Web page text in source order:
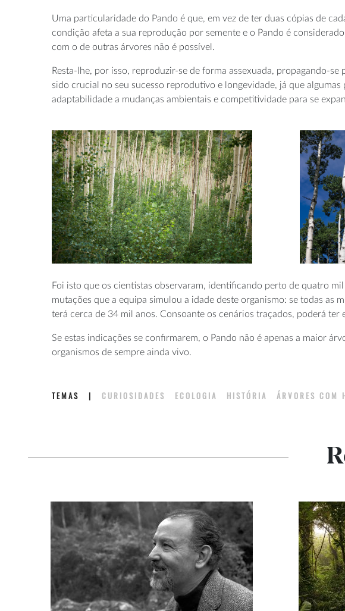
Uma particularidade do Pando é que, em vez de ter duas cópias de
condição afeta a sua reprodução por semente e o Pando é
com o de outras árvores não é possível.
Resta-lhe, por isso, reproduzir-se de forma assexuada, propagando-
sido crucial no seu sucesso reprodutivo e longevidade, já que
adaptabilidade a mudanças ambientais e competitividade para se
Foi isto que os cientistas observaram, identificando perto de quatro
mutações que a equipa simulou a idade deste organismo: se todas as
terá cerca de 34 mil anos. Consoante os cenários traçados, poderá ter
Se estas indicações se confirmarem, o Pando não é apenas a maior
organismos de sempre ainda vivo.
TEMAS | CURIOSIDADES ECOLOGIA HISTÓRIA ÁRVORES COM